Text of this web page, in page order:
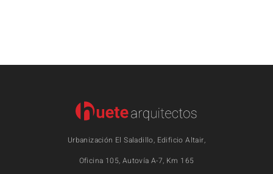
Urbanización El Saladillo, Edificio Altair,
Oficina 105, Autovía A-7, Km 165